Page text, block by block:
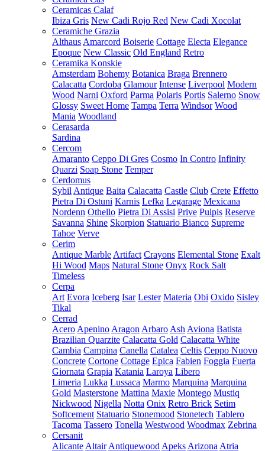
Ceramicas Calaf
Ibiza Gris New Cadi Rojo Red New Cadi Xocolat
Ceramiche Grazia
Althaus Amarcord Boiserie Cottage Electa Elegance
Epoque New Classic Old England Retro
Ceramika Konskie
Amsterdam Bohemy Botanica Braga Brennero
Calacatta Cordoba Glamour Intense Liverpool Modern
Wood Narni Oxford Parma Polaris Portis Salerno Snow
Glossy Sweet Home Tampa Terra Windsor Wood
Mania Woodland
Cerasarda
Sardina
Cercom
Amaranto Ceppo Di Gres Cosmo In Contro Infinity
Quarzi Soap Stone Temper
Cerdomus
Sybil Antique Baita Calacatta Castle Club Crete Effetto
Pietra Di Ostuni Karnis Lefka Legarage Mexicana
Nordenn Othello Pietra Di Assisi Prive Pulpis Reserve
Savanna Shine Skorpion Statuario Bianco Supreme
Tahoe Verve
Cerim
Antique Marble Artifact Crayons Elemental Stone Exalt
Hi Wood Maps Natural Stone Onyx Rock Salt
Timeless
Cerpa
Art Evora Iceberg Isar Lester Materia Obi Oxido Sisley
Tikal
Cerrad
Acero Apenino Aragon Arbaro Ash Aviona Batista
Brazilian Quarzite Calacatta Gold Calacatta White
Cambia Campina Canella Catalea Celtis Ceppo Nuovo
Concrete Cortone Cottage Epica Fabien Foggia Fuerta
Giornata Grapia Katania Laroya Libero
Limeria Lukka Lussaca Marmo Marquina Marquina
Gold Masterstone Mattina Maxie Montego Mustiq
Nickwood Nigella Notta Onix Retro Brick Setim
Softcement Statuario Stonemood Stonetech Tablero
Tacoma Tassero Tonella Westwood Woodmax Zebrina
Cersanit
Alicante Altair Antiquewood Apeks Arizona Atria